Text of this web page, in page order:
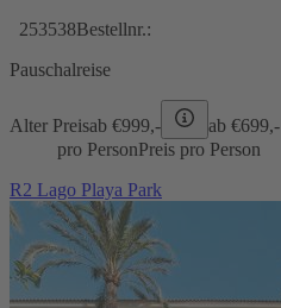
253538Bestellnr.:
Pauschalreise
Alter Preisab €999,- ab €699,-
pro PersonPreis pro Person
R2 Lago Playa Park